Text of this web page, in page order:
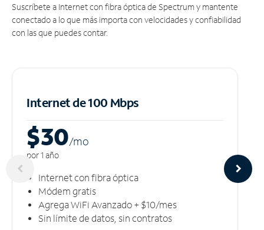
Suscríbete a Internet con fibra óptica de Spectrum y mantente
conectado a lo que más importa con velocidades y confiabilidad
con las que puedes contar.
Internet de 100 Mbps
$30/mo
por 1 año
Internet con fibra óptica
Módem gratis
Agrega WiFi Avanzado + $10/mes
Sin límite de datos, sin contratos